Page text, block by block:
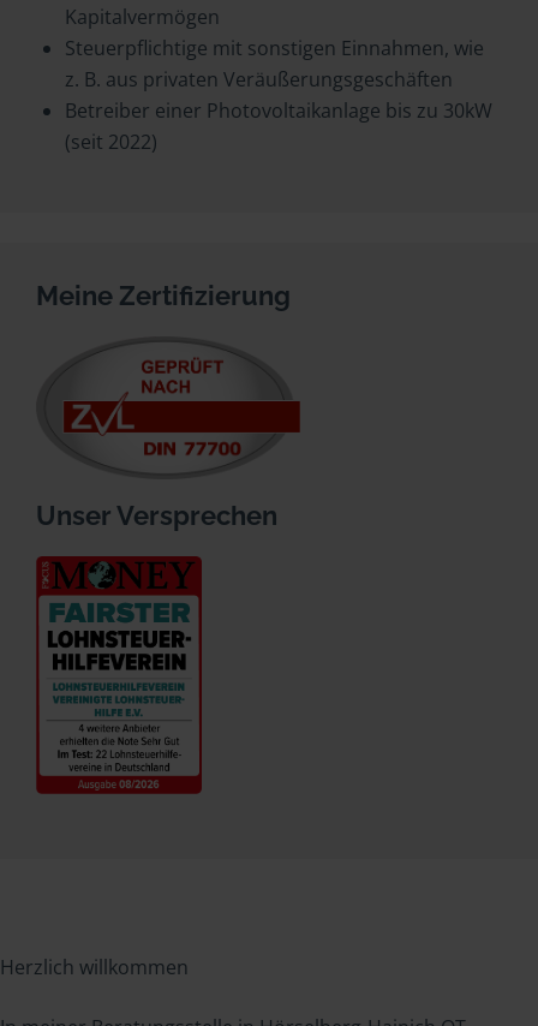
Kapitalvermögen
Steuerpflichtige mit sonstigen Einnahmen, wie
z. B. aus privaten Veräußerungsgeschäften
Betreiber einer Photovoltaikanlage bis zu 30kW
(seit 2022)
Meine Zertifizierung
Unser Versprechen
Herzlich willkommen